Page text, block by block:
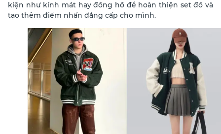
kiện như kính mát hay đồng hồ để hoàn thiện set đồ và
tạo thêm điểm nhấn đẳng cấp cho mình.